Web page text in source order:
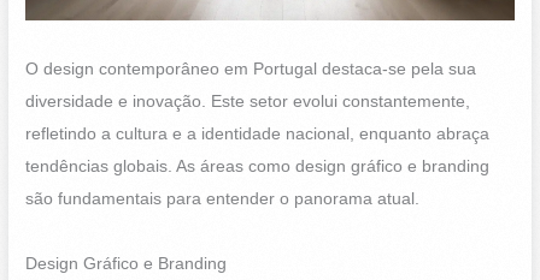
O design contemporâneo em Portugal destaca-se pela sua
diversidade e inovação. Este setor evolui constantemente,
refletindo a cultura e a identidade nacional, enquanto abraça
tendências globais. As áreas como design gráfico e branding
são fundamentais para entender o panorama atual.
Design Gráfico e Branding